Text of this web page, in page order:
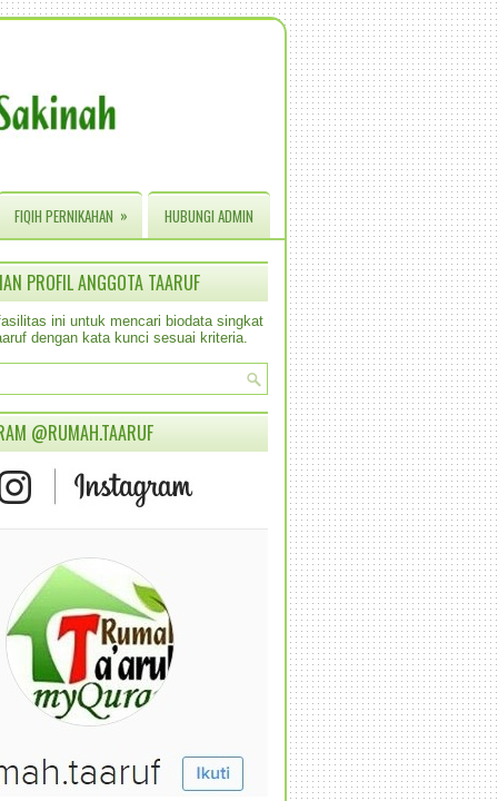
FIQIH PERNIKAHAN » HUBUNGI ADMIN
PROFIL ANGGOTA TAARUF
ini untuk mencari biodata singkat
dengan kata kunci sesuai kriteria.
@RUMAH.TAARUF